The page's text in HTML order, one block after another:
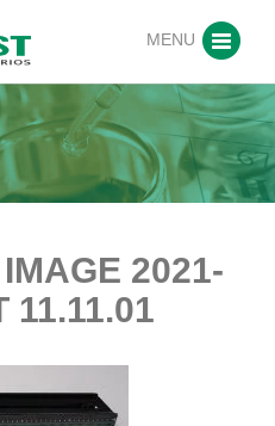
MENU
2021-
11.11.01